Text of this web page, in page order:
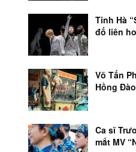
Tinh Hà
đố liên
Võ Tấn
Hồng
Ca sĩ
mắt MV